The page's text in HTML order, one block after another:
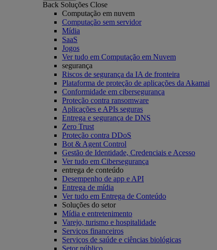
Back Soluções Close
Computação em nuvem
Computação sem servidor
Mídia
SaaS
Jogos
Ver tudo em Computação em Nuvem
segurança
Riscos de segurança da IA de fronteira
Plataforma de proteção de aplicações da Akamai
Conformidade em cibersegurança
Proteção contra ransomware
Aplicações e APIs seguras
Entrega e segurança de DNS
Zero Trust
Proteção contra DDoS
Bot & Agent Control
Gestão de Identidade, Credenciais e Acesso
Ver tudo em Cibersegurança
entrega de conteúdo
Desempenho de app e API
Entrega de mídia
Ver tudo em Entrega de Conteúdo
Soluções do setor
Mídia e entretenimento
Varejo, turismo e hospitalidade
Serviços financeiros
Serviços de saúde e ciências biológicas
Setor público